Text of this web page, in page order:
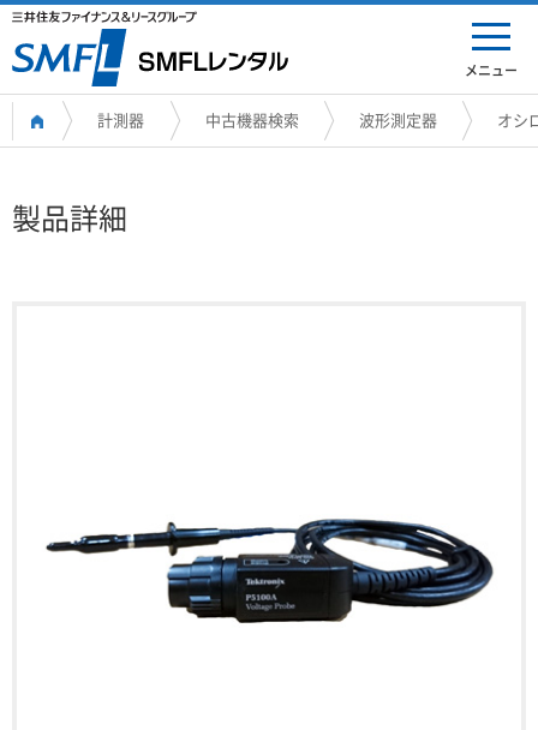
メニュー
計測器 中古機器検索 波形測定器 オシ
製品詳細